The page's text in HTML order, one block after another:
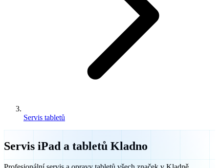
Servis tabletů
Servis iPad a tabletů Kladno